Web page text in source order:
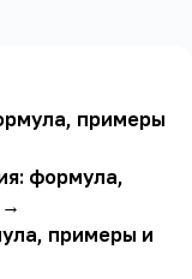
примеры
формула,
примеры и